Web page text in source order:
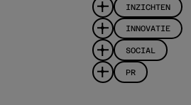
INZICHTEN
INNOVATIE
SOCIAL
PR